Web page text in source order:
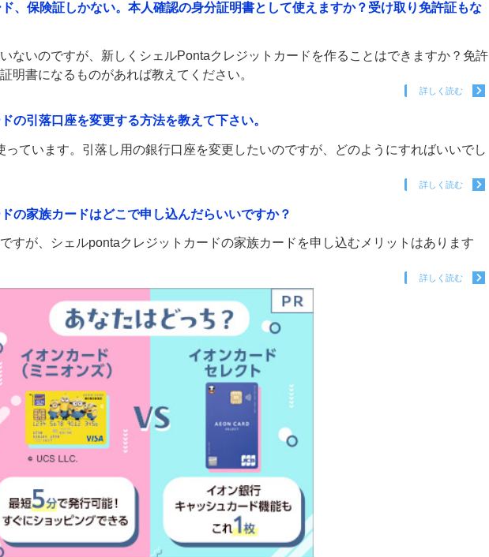
、保険証しかない。本人確認の身分証明書として使えますか？受け取り免許証もな
ないのですが、新しくシェルPontaクレジットカードを作ることはできますか？免許
明書になるものがあれば教えてください。
詳しく読む
の引落口座を変更する方法を教えて下さい。
っています。引落し用の銀行口座を変更したいのですが、どのようにすればいいでし
詳しく読む
の家族カードはどこで申し込んだらいいですか？
すが、シェルpontaクレジットカードの家族カードを申し込むメリットはあります
詳しく読む